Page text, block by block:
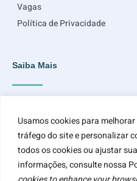
Usamos cookies para
tráfego do site e personalizar
todos os cookies ou ajustar
informações, consulte nossa
Vagas
Política de Privacidade
Saiba Mais
atualizadas.